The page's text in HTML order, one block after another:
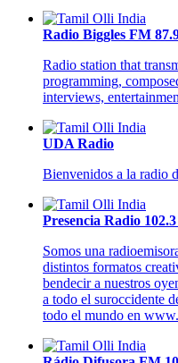
Radio Biggles FM
Radio station that
programming,
interviews,
UDA Radio
Bienvenidos a la radio
Presencia Radio
Somos una
distintos formatos
bendecir a nuestros
a todo el suroccidente
todo el mundo en